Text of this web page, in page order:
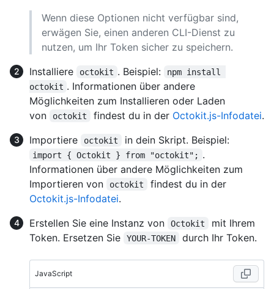
Wenn diese Optionen nicht verfügbar sind,
erwägen Sie, einen anderen CLI-Dienst zu
nutzen, um Ihr Token sicher zu speichern.
Installiere
octokit . Beispiel:
npm install
octokit . Informationen über andere
Möglichkeiten zum Installieren oder Laden
von
octokit findest du in der Octokit.js-Infodatei.
Importiere
octokit in dein Skript. Beispiel:
import { Octokit } from "octokit"; .
Informationen über andere Möglichkeiten zum
Importieren von
octokit
findest du in der
Octokit.js-Infodatei.
Erstellen Sie eine Instanz von
Octokit
mit Ihrem
Token. Ersetzen Sie
YOUR-TOKEN durch Ihr Token.
JavaScript